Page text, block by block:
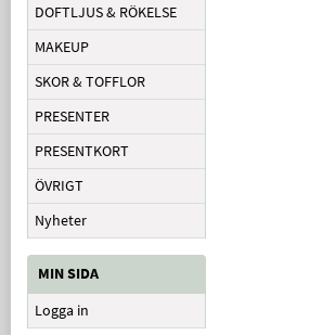
DOFTLJUS & RÖKELSE
MAKEUP
SKOR & TOFFLOR
PRESENTER
PRESENTKORT
ÖVRIGT
Nyheter
MIN SIDA
Logga in